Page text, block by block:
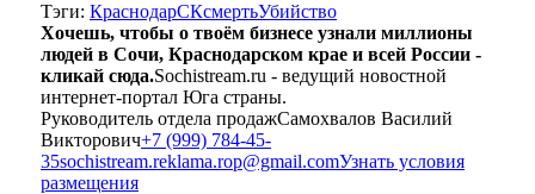
Тэги: КраснодарСКсмертьУбийство
Хочешь, чтобы о твоём бизнесе узнали миллионы
людей в Сочи, Краснодарском крае и всей России -
кликай сюда.Sochistream.ru - ведущий новостной
интернет-портал Юга страны.
Руководитель отдела продажСамохвалов Василий
Викторович+7 (999) 784-45-
35sochistream.reklama.rop@gmail.comУзнать условия
размещения